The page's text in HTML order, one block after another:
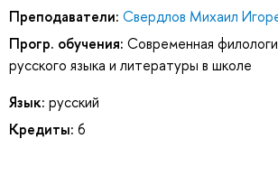
Преподаватели: Свердлов Михаил
Прогр. обучения: Современная
русского языка и литературы в школе
Язык: русский
Кредиты: 6